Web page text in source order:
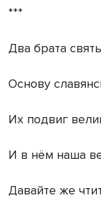
***
Два брата
Основу
Их подвиг
И в нём наша
Давайте же